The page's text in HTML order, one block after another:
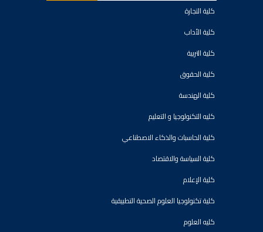
كلية التجارة
كلية الأداب
كلية التربية
كلية الحقوق
كلية الهندسة
كليه التكنولوجيا و التعليم
كلية الحاسبات والذكاء الاصطناعي
كلية السياسة والاقتصاد
كلية الإعلام
كلية تكنولوجيا العلوم الصحية التطبيقية
كليه العلوم